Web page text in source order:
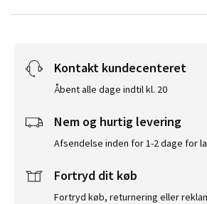
Kontakt kundecenteret
Åbent alle dage indtil kl. 20
Nem og hurtig levering
Afsendelse inden for 1-2 dage for
Fortryd dit køb
Fortryd køb, returnering eller